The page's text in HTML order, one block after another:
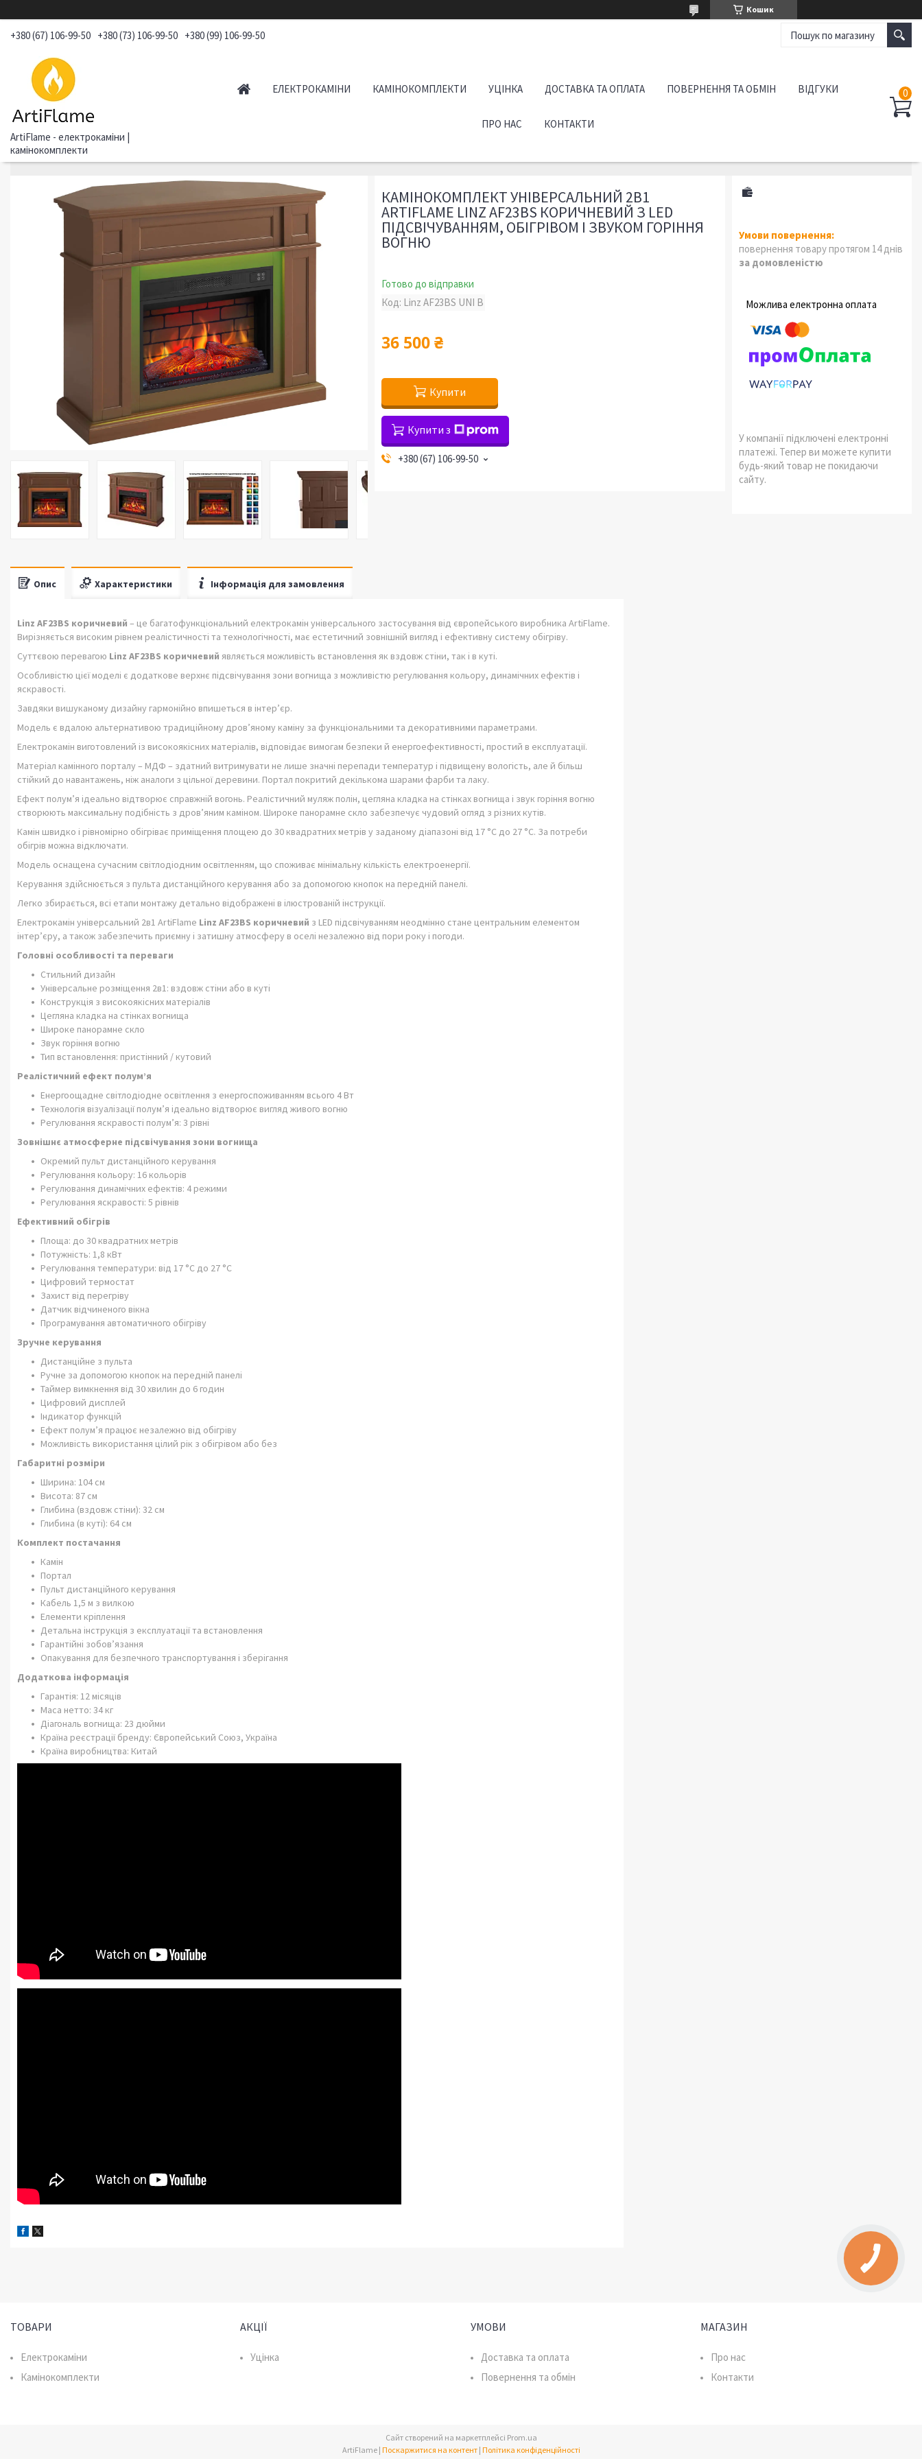
Кошик
+380 (67) 106-99-50 +380 (73) 106-99-50 +380 (99) 106-99-50
ArtiFlame - електрокаміни |
камінокомплекти
ЕЛЕКТРОКАМІНИ КАМІНОКОМПЛЕКТИ УЦІНКА ДОСТАВКА ТА ОПЛАТА ПОВЕРНЕННЯ ТА ОБМІН ВІДГУКИ
ПРО НАС КОНТАКТИ
КАМІНОКОМПЛЕКТ УНІВЕРСАЛЬНИЙ 2В1
ARTIFLAME LINZ AF23BS КОРИЧНЕВИЙ З LED
ПІДСВІЧУВАННЯМ, ОБІГРІВОМ І ЗВУКОМ ГОРІННЯ
ВОГНЮ
Готово до відправки
Код: Linz AF23BS UNI B
36 500 ₴
Купити
Купити з
+380 (67) 106-99-50
повернення товару протягом 14 днів
за домовленістю
У компанії підключені електронні
платежі. Тепер ви можете купити
будь-який товар не покидаючи
сайту.
Опис Характеристики Інформація для замовлення
Linz AF23BS коричневий – це багатофункціональний електрокамін універсального застосування від європейського виробника ArtiFlame.
Вирізняється високим рівнем реалістичності та технологічності, має естетичний зовнішній вигляд і ефективну систему обігріву.
Суттєвою перевагою Linz AF23BS коричневий являється можливість встановлення як вздовж стіни, так і в куті.
Особливістю цієї моделі є додаткове верхнє підсвічування зони вогнища з можливістю регулювання кольору, динамічних ефектів і
яскравості.
Завдяки вишуканому дизайну гармонійно впишеться в інтер’єр.
Модель є вдалою альтернативою традиційному дров’яному каміну за функціональними та декоративними параметрами.
Електрокамін виготовлений із високоякісних матеріалів, відповідає вимогам безпеки й енергоефективності, простий в експлуатації.
Матеріал камінного порталу – МДФ – здатний витримувати не лише значні перепади температур і підвищену вологість, але й більш
стійкий до навантажень, ніж аналоги з цільної деревини. Портал покритий декількома шарами фарби та лаку.
Ефект полум’я ідеально відтворює справжній вогонь. Реалістичний муляж полін, цегляна кладка на стінках вогнища і звук горіння вогню
створюють максимальну подібність з дров’яним каміном. Широке панорамне скло забезпечує чудовий огляд з різних кутів.
Камін швидко і рівномірно обігріває приміщення площею до 30 квадратних метрів у заданому діапазоні від 17 °C до 27 °C. За потреби
обігрів можна відключати.
Модель оснащена сучасним світлодіодним освітленням, що споживає мінімальну кількість електроенергії.
Керування здійснюється з пульта дистанційного керування або за допомогою кнопок на передній панелі.
Легко збирається, всі етапи монтажу детально відображені в ілюстрованій інструкції.
Електрокамін універсальний 2в1 ArtiFlame Linz AF23BS коричневий з LED підсвічуванням неодмінно стане центральним елементом
інтер’єру, а також забезпечить приємну і затишну атмосферу в оселі незалежно від пори року і погоди.
Головні особливості та переваги
Стильний дизайн
Універсальне розміщення 2в1: вздовж стіни або в куті
Конструкція з високоякісних матеріалів
Цегляна кладка на стінках вогнища
Широке панорамне скло
Звук горіння вогню
Тип встановлення: пристінний / кутовий
Реалістичний ефект полум’я
Енергоощадне світлодіодне освітлення з енергоспоживанням всього 4 Вт
Технологія візуалізації полум’я ідеально відтворює вигляд живого вогню
Регулювання яскравості полум’я: 3 рівні
Зовнішнє атмосферне підсвічування зони вогнища
Окремий пульт дистанційного керування
Регулювання кольору: 16 кольорів
Регулювання динамічних ефектів: 4 режими
Регулювання яскравості: 5 рівнів
Ефективний обігрів
Площа: до 30 квадратних метрів
Потужність: 1,8 кВт
Регулювання температури: від 17 °C до 27 °C
Цифровий термостат
Захист від перегріву
Датчик відчиненого вікна
Програмування автоматичного обігріву
Зручне керування
Дистанційне з пульта
Ручне за допомогою кнопок на передній панелі
Таймер вимкнення від 30 хвилин до 6 годин
Цифровий дисплей
Індикатор функцій
Ефект полум’я працює незалежно від обігріву
Можливість використання цілий рік з обігрівом або без
Габаритні розміри
Ширина: 104 см
Висота: 87 см
Глибина (вздовж стіни): 32 см
Глибина (в куті): 64 см
Комплект постачання
Камін
Портал
Пульт дистанційного керування
Кабель 1,5 м з вилкою
Елементи кріплення
Детальна інструкція з експлуатації та встановлення
Гарантійні зобов’язання
Опакування для безпечного транспортування і зберігання
Додаткова інформація
Гарантія: 12 місяців
Маса нетто: 34 кг
Діагональ вогнища: 23 дюйми
Країна реєстрації бренду: Європейський Союз, Україна
Країна виробництва: Китай
ТОВАРИ
Електрокаміни
Камінокомплекти
АКЦІЇ
Уцінка
УМОВИ
Доставка та оплата
Повернення та обмін
МАГАЗИН
Про нас
Контакти
Сайт створений на маркетплейсі Prom.ua
ArtiFlame | Поскаржитися на контент | Політика конфіденційності